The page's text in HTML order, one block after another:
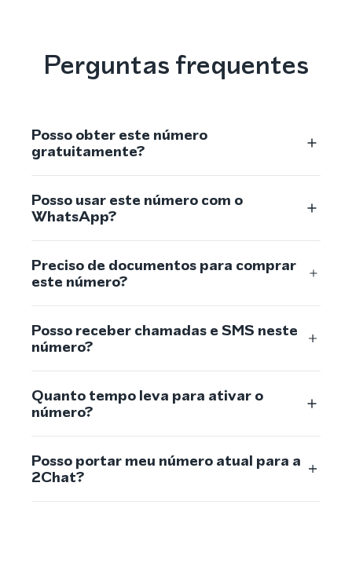
Perguntas frequentes
Posso obter este número
gratuitamente?
Posso usar este número com o
WhatsApp?
Preciso de documentos para comprar
este número?
Posso receber chamadas e SMS neste
número?
Quanto tempo leva para ativar o
número?
Posso portar meu número atual para a
2Chat?